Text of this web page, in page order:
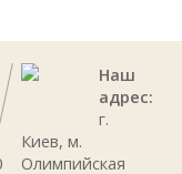
Наш
адрес:
г.
Киев, м.
Олимпийская